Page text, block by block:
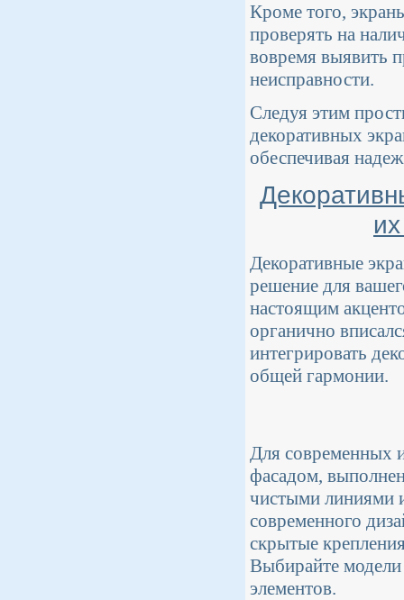
Кроме того,
проверять на
вовремя выявить
неисправности.
Следуя этим
декоративных
обеспечивая
Декоративные
решение для
настоящим
органично
интегрировать
общей гармонии.
Для современных
фасадом,
чистыми линиями
современного
скрытые
Выбирайте модели
элементов.